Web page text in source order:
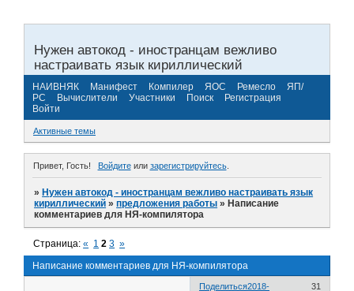
Нужен автокод - иностранцам вежливо
настраивать язык кириллический
НАИВНЯК Манифест Компилер ЯОС Ремесло
ЯП/
РС
Вычислители Участники Поиск
Регистрация
Войти
Активные темы
Привет, Гость! Войдитеили зарегистрируйтесь.
»Нужен автокод - иностранцам вежливо настраивать язык
кириллический »предложения работы »Написание
комментариев для НЯ-компилятора
Написание комментариев для НЯ-компилятора
Страница:« 1 2 3 »
Поделиться 31
2018-